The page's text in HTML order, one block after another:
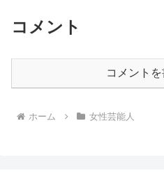
コメント
コメント
ホーム 女性芸能人